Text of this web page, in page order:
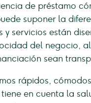
de préstamo
suponer la
y servicios están
del negocio,
sean
rápidos,
en cuenta la